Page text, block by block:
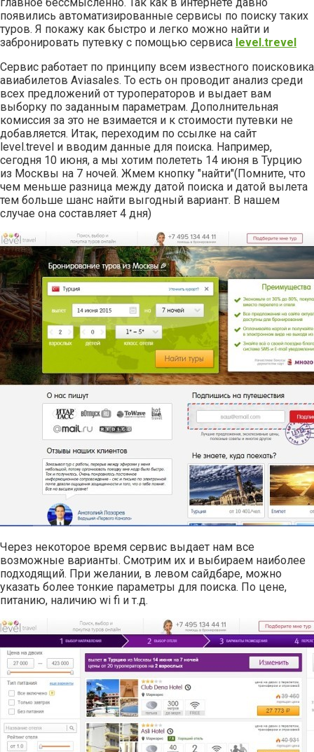
появились автоматизированные сервисы по поиску таких
туров. Я покажу как быстро и легко можно найти и
забронировать путевку с помощью сервиса level.trevel
Сервис работает по принципу всем известного поисковика
авиабилетов Aviasales. То есть он проводит анализ среди
всех предложений от туроператоров и выдает вам
выборку по заданным параметрам. Дополнительная
комиссия за это не взимается и к стоимости путевки не
добавляется. Итак, переходим по ссылке на сайт
level.trevel и вводим данные для поиска. Например,
сегодня 10 июня, а мы хотим полететь 14 июня в Турцию
из Москвы на 7 ночей. Жмем кнопку "найти"(Помните, что
чем меньше разница между датой поиска и датой вылета
тем больше шанс найти выгодный вариант. В нашем
случае она составляет 4 дня)
Через некоторое время сервис выдает нам все
возможные варианты. Смотрим их и выбираем наиболее
подходящий. При желании, в левом сайдбаре, можно
указать более тонкие параметры для поиска. По цене,
питанию, наличию wi fi и т.д.